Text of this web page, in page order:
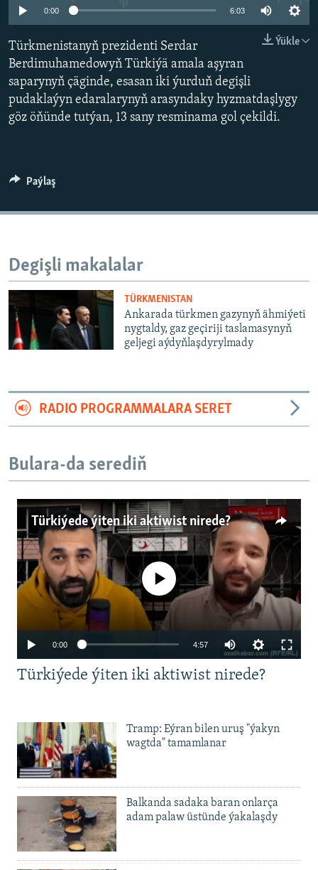
0:00 6:03
Ýükle
Türkmenistanyň prezidenti Serdar
Berdimuhamedowyň Türkiýä amala aşyran
saparynyň çäginde, esasan iki ýurduň degişli
pudaklaýyn edaralarynyň arasyndaky hyzmatdaşlygy
göz öňünde tutýan, 13 sany resminama gol çekildi.
Paýlaş
Degişli makalalar
TÜRKMENISTAN
Ankarada türkmen gazynyň ähmiýeti
nygtaldy, gaz geçiriji taslamasynyň
geljegi aýdyňlaşdyrylmady
RADIO PROGRAMMALARA SERET
Bulara-da serediň
Türkiýede ýiten iki aktiwist nirede?
No media source currently available
0:00 4:57
240p
Türkiýede ýiten iki aktiwist nirede?
Tramp: Eýran bilen uruş "ýakyn
wagtda" tamamlanar
Balkanda sadaka baran onlarça
adam palaw üstünde ýakalaşdy